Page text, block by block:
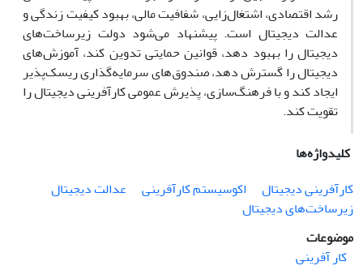
رشد اقتصادی، اشتغال‌زایی، شفافیت مالی، بهبود کیفیت زندگی و
عدالت دیجیتال است. پیشنهاد می‌شود دولت زیرساخت‌های
دیجیتال را بهبود دهد، قوانین حمایتی تدوین کند، آموزش‌های
دیجیتال را گسترش دهد، صندوق‌های سرمایه‌گذاری ریسک‌پذیر
ایجاد کند و با فرهنگ‌سازی، پذیرش عمومی کارآفرینی دیجیتال را
تقویت کند.
کلیدواژه‌ها
کارآفرینی دیجیتال
اکوسیستم کارآفرینی
عدالت دیجیتال
زیرساخت‌های دیجیتال
موضوعات
کار آفرینی